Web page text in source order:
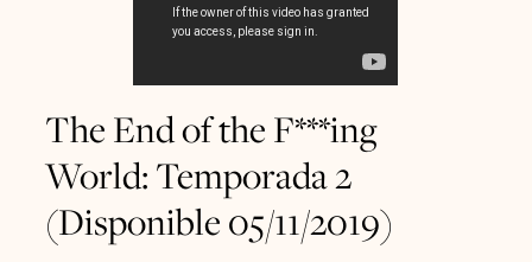
The End of the F***ing
World: Temporada 2
(Disponible 05/11/2019)